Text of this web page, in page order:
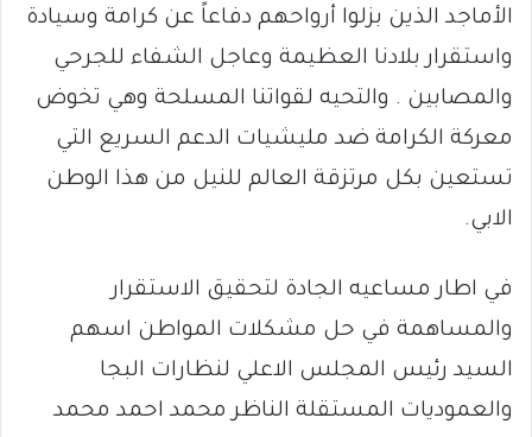
الأماجد الذين بزلوا أرواحهم دفاعاً عن كرامة وسيادة
واستقرار بلادنا العظيمة وعاجل الشفاء للجرحي
والمصابين . والتحيه لقواتنا المسلحة وهي تخوض
معركة الكرامة ضد مليشيات الدعم السريع التي
تستعين بكل مرتزقة العالم للنيل من هذا الوطن
الابي.
في اطار مساعيه الجادة لتحقيق الاستقرار
والمساهمة في حل مشكلات المواطن اسهم
السيد رئيس المجلس الاعلي لنظارات البجا
والعموديات المستقلة الناظر محمد احمد محمد